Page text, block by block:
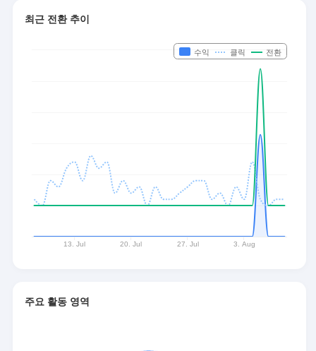
최근 전환 추이
주요 활동 영역